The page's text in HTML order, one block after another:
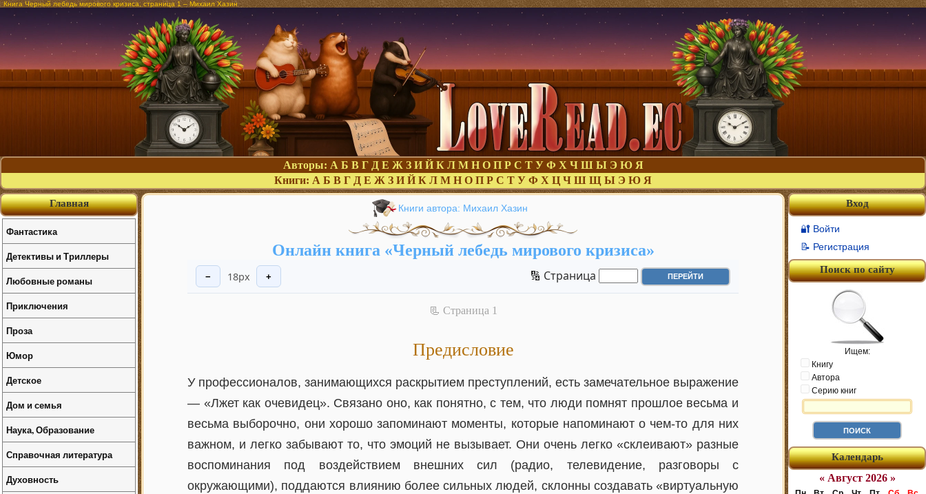
Книга Черный лебедь мирового кризиса, страница 1 – Михаил Хазин
Авторы: А Б В Г Д Е Ж З И Й К Л М Н О П Р С Т У Ф Х Ч Ш Ы Э Ю Я
Книги: А Б В Г Д Е Ж З И Й К Л М Н О П Р С Т У Ф Х Ц Ч Ш Щ Ы Э Ю Я
Книги автора: Михаил Хазин
Онлайн книга «Черный лебедь мирового кризиса»
− 18px + 🔢 Страница
📃 Cтраница 1
Предисловие
У профессионалов, занимающихся раскрытием преступлений, есть замечательное выражение
— «Лжет как очевидец». Связано оно, как понятно, с тем, что люди помнят прошлое весьма и
весьма выборочно, они хорошо запоминают моменты, которые напоминают о чем-то для них
важном, и легко забывают то, что эмоций не вызывает. Они очень легко «склеивают» разные
воспоминания под воздействием внешних сил (радио, телевидение, разговоры с
окружающими), поддаются влиянию более сильных людей, склонны создавать «виртуальную
Вход
🔐 Войти
📝 Регистрация
Поиск по сайту
Ищем:
Книгу
Автора
Серию книг
Календарь
« Август 2026 »
Главная
Фантастика
Детективы и Триллеры
Любовные романы
Приключения
Проза
Юмор
Детское
Дом и семья
Наука, Образование
Справочная литература
Духовность